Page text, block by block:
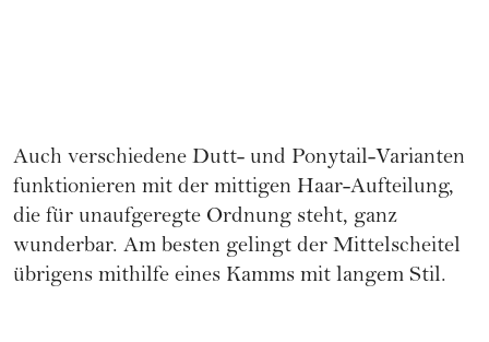
Auch verschiedene Dutt- und Ponytail-Varianten
funktionieren mit der mittigen Haar-Aufteilung,
die für unaufgeregte Ordnung steht, ganz
wunderbar. Am besten gelingt der Mittelscheitel
übrigens mithilfe eines Kamms mit langem Stil.